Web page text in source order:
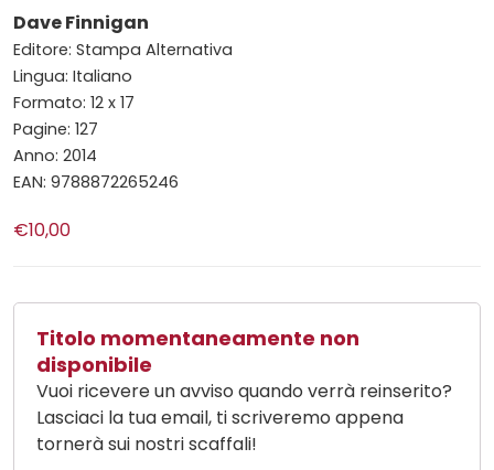
Dave Finnigan
Editore: Stampa Alternativa
Lingua: Italiano
Formato: 12 x 17
Pagine: 127
Anno: 2014
EAN: 9788872265246
€10,00
Titolo momentaneamente non
disponibile
Vuoi ricevere un avviso quando verrà reinserito?
Lasciaci la tua email, ti scriveremo appena
tornerà sui nostri scaffali!